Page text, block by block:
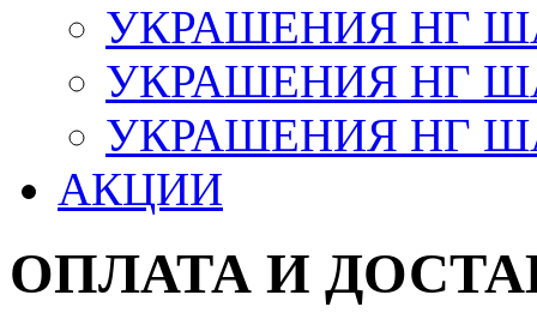
УКРАШЕНИЯ НГ
УКРАШЕНИЯ НГ
УКРАШЕНИЯ НГ
АКЦИИ
ОПЛАТА И